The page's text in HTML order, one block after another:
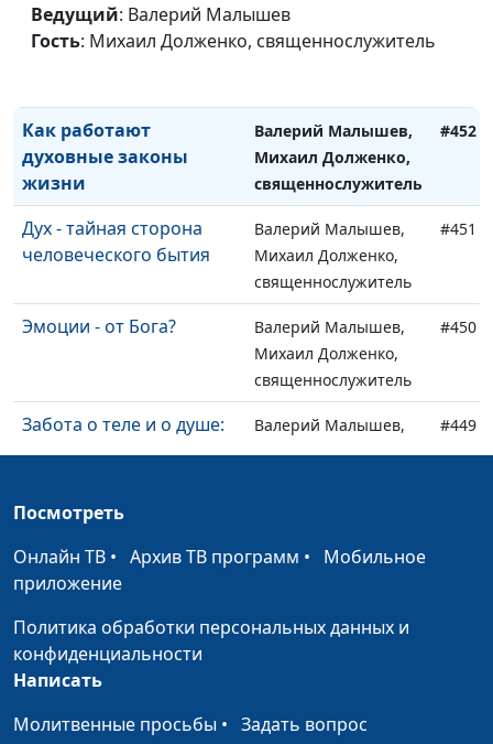
Ведущий: Валерий Малышев
Гость: Михаил Долженко, священнослужитель
Христианская жизнь и
технический прогресс
Валерий Малышев,
Михаил Долженко,
Как работают
духовные законы
жизни
Валерий Малышев,
Михаил Долженко,
священнослужитель
#452
Дух - тайная сторона
человеческого бытия
Валерий Малышев,
Михаил Долженко,
священнослужитель
#451
Эмоции - от Бога?
Валерий Малышев,
Михаил Долженко,
священнослужитель
#450
Забота о теле и о душе:
целостность и баланс
Валерий Малышев,
Михаил Долженко,
#449
Тишина, которая
спасает
Михаил Долженко,
Бог, мы и
несправедливость мира
Валерий Малышев,
Посмотреть
Онлайн ТВ • Архив ТВ программ • Мобильное
приложение
Политика обработки персональных данных и
конфиденциальности
Написать
Молитвенные просьбы • Задать вопрос